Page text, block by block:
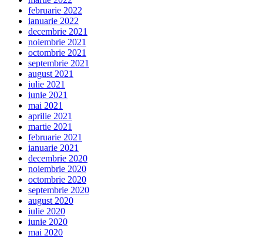
februarie 2022
ianuarie 2022
decembrie 2021
noiembrie 2021
octombrie 2021
septembrie 2021
august 2021
iulie 2021
iunie 2021
mai 2021
aprilie 2021
martie 2021
februarie 2021
ianuarie 2021
decembrie 2020
noiembrie 2020
octombrie 2020
septembrie 2020
august 2020
iulie 2020
iunie 2020
mai 2020